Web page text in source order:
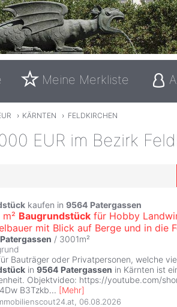
Meine Merkliste
› KÄRNTEN › FELDKIRCHEN
EUR im Bezirk
kaufen in 9564 Patergassen
Baugrundstück für Hobby
mit Blick auf Berge und in die
Patergassen / 3001m²
Bauträger oder Privatpersonen, welche
in 9564 Patergassen in Kärnten ist
Objektvideo: https://youtube.com/
B3Tzkb... [Mehr]
06.08.2026